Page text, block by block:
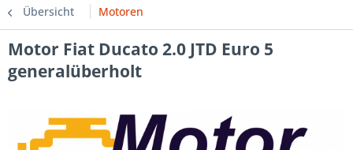
Übersicht Motoren
Motor Fiat Ducato 2.0 JTD Euro 5
generalüberholt